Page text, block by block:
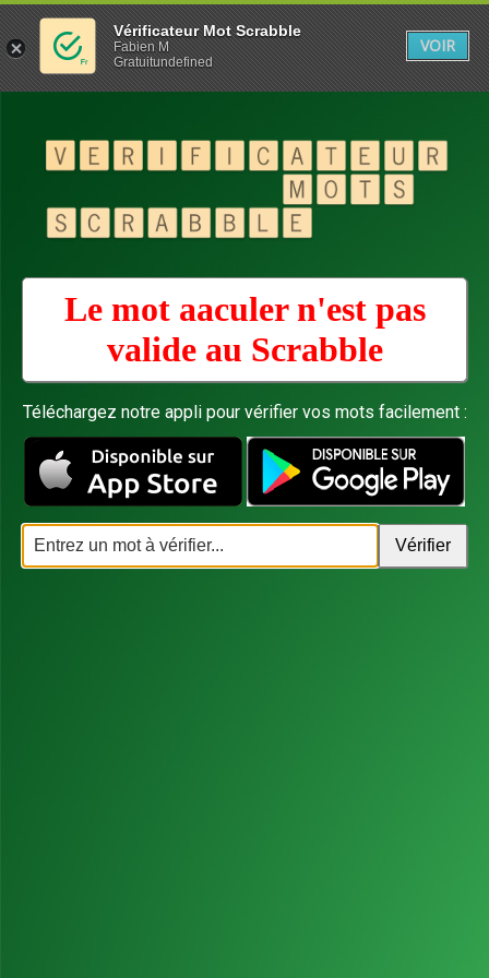
Le mot aaculer n'est pas
valide au Scrabble
Téléchargez notre appli pour vérifier vos mots facilement :
Vérificateur Mot Scrabble
Fabien M
Gratuitundefined
VOIR